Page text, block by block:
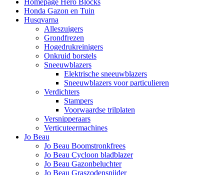
Honda Gazon en Tuin
Husqvarna
Alleszuigers
Grondfrezen
Hogedrukreinigers
Onkruid borstels
Sneeuwblazers
Elektrische sneeuwblazers
Sneeuwblazers voor particulieren
Verdichters
Stampers
Voorwaardse trilplaten
Versnipperaars
Verticuteermachines
Jo Beau
Jo Beau Boomstronkfrees
Jo Beau Cycloon bladblazer
Jo Beau Gazonbeluchter
Jo Beau Graszodensnijder